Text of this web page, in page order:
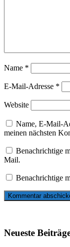
Name *
E-Mail-Adresse *
Website
Name, E-Mail-
meinen nächsten
Benachrichtige
Mail.
Benachrichtige
Neueste